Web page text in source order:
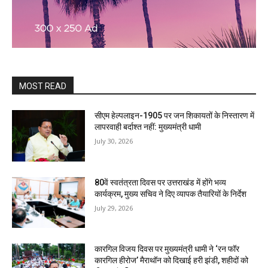
MOST READ
सीएम हेल्पलाइन-1905 पर जन शिकायतों के निस्तारण में
लापरवाही बर्दाश्त नहीं: मुख्यमंत्री धामी
July 30, 2026
80वें स्वतंत्रता दिवस पर उत्तराखंड में होंगे भव्य
कार्यक्रम, मुख्य सचिव ने दिए व्यापक तैयारियों के निर्देश
July 29, 2026
कारगिल विजय दिवस पर मुख्यमंत्री धामी ने ‘रन फॉर
कारगिल हीरोज’ मैराथॉन को दिखाई हरी झंडी, शहीदों को